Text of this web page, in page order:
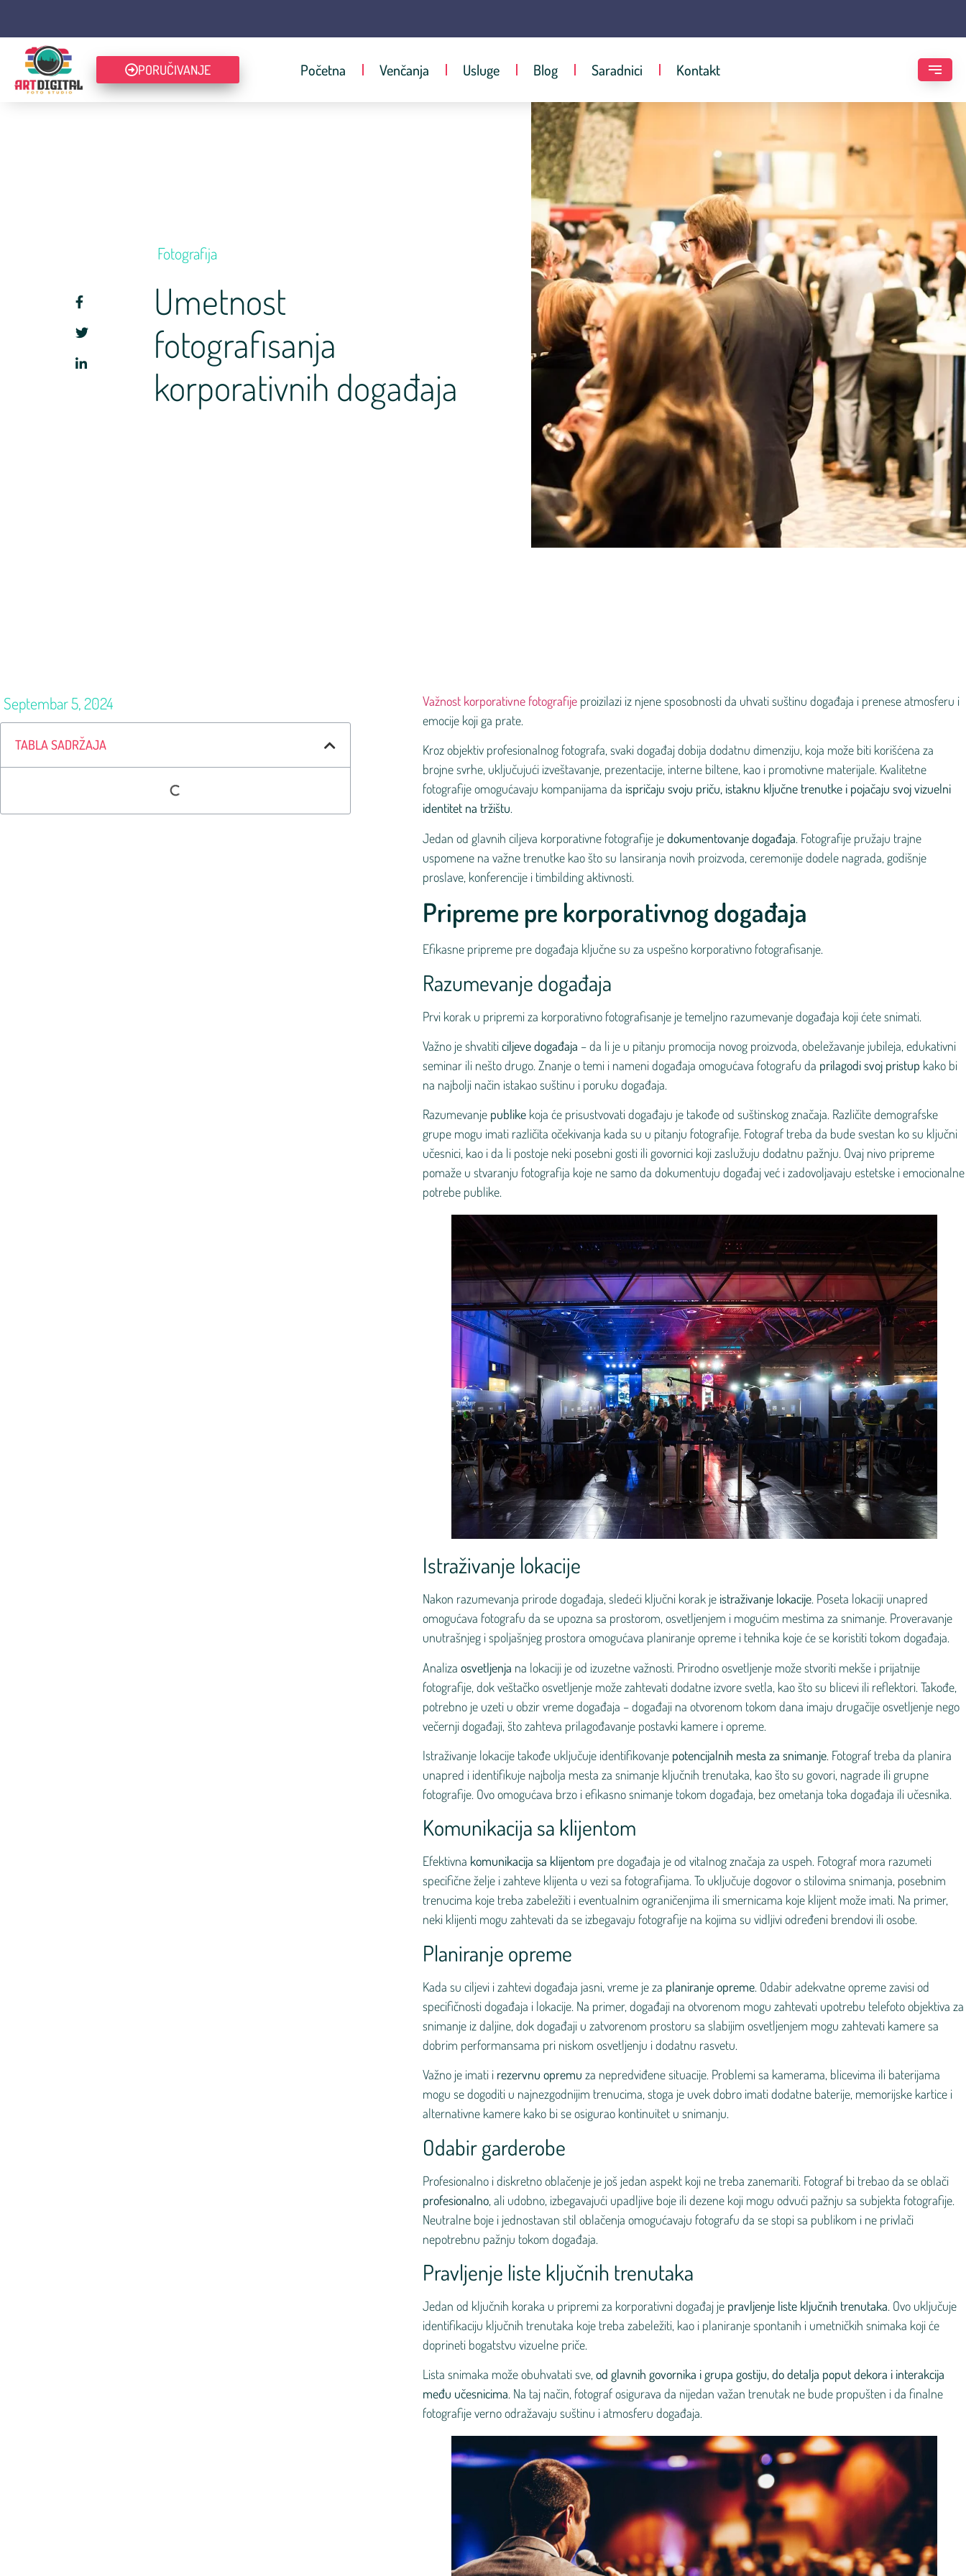
PORUČIVANJE Početna Venčanja Usluge Blog Saradnici Kontakt
Fotografija
Umetnost
fotografisanja
korporativnih događaja
Septembar 5, 2024
TABLA SADRŽAJA
Važnost korporativne fotografijeproizilazi iz njene sposobnosti da uhvati suštinu događaja i prenese atmosferu i
emocije koji ga prate.
Kroz objektiv profesionalnog fotografa, svaki događaj dobija dodatnu dimenziju, koja može biti korišćena za
brojne svrhe, uključujući izveštavanje, prezentacije, interne biltene, kao i promotivne materijale. Kvalitetne
fotografije omogućavaju kompanijama da ispričaju svoju priču, istaknu ključne trenutke i pojačaju svoj vizuelni
identitet na tržištu.
Jedan od glavnih ciljeva korporativne fotografije jedokumentovanje događaja. Fotografije pružaju trajne
uspomene na važne trenutke kao što su lansiranja novih proizvoda, ceremonije dodele nagrada, godišnje
proslave, konferencije i timbilding aktivnosti.
Pripreme pre korporativnog događaja
Efikasne pripreme pre događaja ključne su za uspešno korporativno fotografisanje.
Razumevanje događaja
Prvi korak u pripremi za korporativno fotografisanje je temeljno razumevanje događaja koji ćete snimati.
Važno je shvatiticiljeve događaja – da li je u pitanju promocija novog proizvoda, obeležavanje jubileja, edukativni
seminar ili nešto drugo. Znanje o temi i nameni događaja omogućava fotografu da prilagodi svoj pristup kako bi
na najbolji način istakao suštinu i poruku događaja.
Razumevanje publikekoja će prisustvovati događaju je takođe od suštinskog značaja. Različite demografske
grupe mogu imati različita očekivanja kada su u pitanju fotografije. Fotograf treba da bude svestan ko su ključni
učesnici, kao i da li postoje neki posebni gosti ili govornici koji zaslužuju dodatnu pažnju. Ovaj nivo pripreme
pomaže u stvaranju fotografija koje ne samo da dokumentuju događaj već i zadovoljavaju estetske i emocionalne
potrebe publike.
Istraživanje lokacije
Nakon razumevanja prirode događaja, sledeći ključni korak je istraživanje lokacije. Poseta lokaciji unapred
omogućava fotografu da se upozna sa prostorom, osvetljenjem i mogućim mestima za snimanje. Proveravanje
unutrašnjeg i spoljašnjeg prostora omogućava planiranje opreme i tehnika koje će se koristiti tokom događaja.
Analiza osvetljenja na lokaciji je od izuzetne važnosti. Prirodno osvetljenje može stvoriti mekše i prijatnije
fotografije, dok veštačko osvetljenje može zahtevati dodatne izvore svetla, kao što su blicevi ili reflektori. Takođe,
potrebno je uzeti u obzir vreme događaja – događaji na otvorenom tokom dana imaju drugačije osvetljenje nego
večernji događaji, što zahteva prilagođavanje postavki kamere i opreme.
Istraživanje lokacije takođe uključuje identifikovanje potencijalnih mesta za snimanje. Fotograf treba da planira
unapred i identifikuje najbolja mesta za snimanje ključnih trenutaka, kao što su govori, nagrade ili grupne
fotografije. Ovo omogućava brzo i efikasno snimanje tokom događaja, bez ometanja toka događaja ili učesnika.
Komunikacija sa klijentom
Efektivna komunikacija sa klijentom pre događaja je od vitalnog značaja za uspeh. Fotograf mora razumeti
specifične želje i zahteve klijenta u vezi sa fotografijama. To uključuje dogovor o stilovima snimanja, posebnim
trenucima koje treba zabeležiti i eventualnim ograničenjima ili smernicama koje klijent može imati. Na primer,
neki klijenti mogu zahtevati da se izbegavaju fotografije na kojima su vidljivi određeni brendovi ili osobe.
Planiranje opreme
Kada su ciljevi i zahtevi događaja jasni, vreme je za planiranje opreme. Odabir adekvatne opreme zavisi od
specifičnosti događaja i lokacije. Na primer, događaji na otvorenom mogu zahtevati upotrebu telefoto objektiva za
snimanje iz daljine, dok događaji u zatvorenom prostoru sa slabijim osvetljenjem mogu zahtevati kamere sa
dobrim performansama pri niskom osvetljenju i dodatnu rasvetu.
Važno je imati i rezervnu opremu za nepredviđene situacije. Problemi sa kamerama, blicevima ili baterijama
mogu se dogoditi u najnezgodnijim trenucima, stoga je uvek dobro imati dodatne baterije, memorijske kartice i
alternativne kamere kako bi se osigurao kontinuitet u snimanju.
Odabir garderobe
Profesionalno i diskretno oblačenje je još jedan aspekt koji ne treba zanemariti. Fotograf bi trebao da se oblači
profesionalno, ali udobno, izbegavajući upadljive boje ili dezene koji mogu odvući pažnju sa subjekta fotografije.
Neutralne boje i jednostavan stil oblačenja omogućavaju fotografu da se stopi sa publikom i ne privlači
nepotrebnu pažnju tokom događaja.
Pravljenje liste ključnih trenutaka
Jedan od ključnih koraka u pripremi za korporativni događaj je pravljenje liste ključnih trenutaka. Ovo uključuje
identifikaciju ključnih trenutaka koje treba zabeležiti, kao i planiranje spontanih i umetničkih snimaka koji će
doprineti bogatstvu vizuelne priče.
Lista snimaka može obuhvatati sve, od glavnih govornika i grupa gostiju, do detalja poput dekora i interakcija
među učesnicima. Na taj način, fotograf osigurava da nijedan važan trenutak ne bude propušten i da finalne
fotografije verno odražavaju suštinu i atmosferu događaja.